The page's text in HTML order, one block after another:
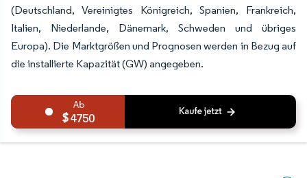
(Deutschland, Vereinigtes Königreich, Spanien, Frankreich,
Italien, Niederlande, Dänemark, Schweden und übriges
Europa). Die Marktgrößen und Prognosen werden in Bezug auf
die installierte Kapazität (GW) angegeben.
4750